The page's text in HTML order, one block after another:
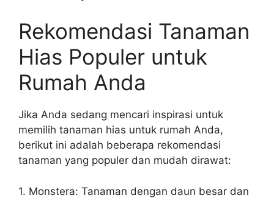
Rekomendasi Tanaman
Hias Populer untuk
Rumah Anda
Jika Anda sedang mencari inspirasi untuk
memilih tanaman hias untuk rumah Anda,
berikut ini adalah beberapa rekomendasi
tanaman yang populer dan mudah dirawat:
1. Monstera: Tanaman dengan daun besar dan